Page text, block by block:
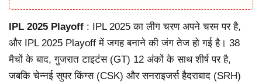
IPL 2025 Playoff : IPL 2025 का लीग चरण अपने चरम पर है,
और IPL 2025 Playoff में जगह बनाने की जंग तेज हो गई है। 38
मैचों के बाद, गुजरात टाइटंस (GT) 12 अंकों के साथ शीर्ष पर है,
जबकि चेन्नई सुपर किंग्स (CSK) और सनराइजर्स हैदराबाद (SRH)